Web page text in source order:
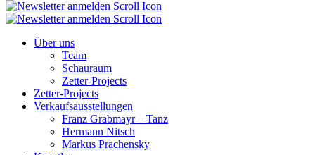
Über uns
Team
Schauraum
Zetter-Projects
Zetter-Projects
Verkaufsausstellungen
Franz Grabmayr – Tanz
Hermann Nitsch
Markus Prachensky